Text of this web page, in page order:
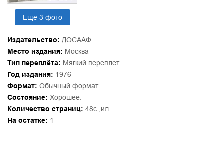
Ещё 3 фото
Издательство: ДОСААФ.
Место издания: Москва
Тип переплёта: Мягкий переплет.
Год издания: 1976
Формат: Обычный формат.
Состояние: Хорошее.
Количество страниц: 48с.,ил.
На остатке: 1